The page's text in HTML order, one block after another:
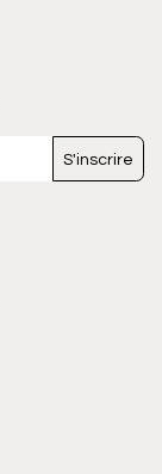
S'inscrire